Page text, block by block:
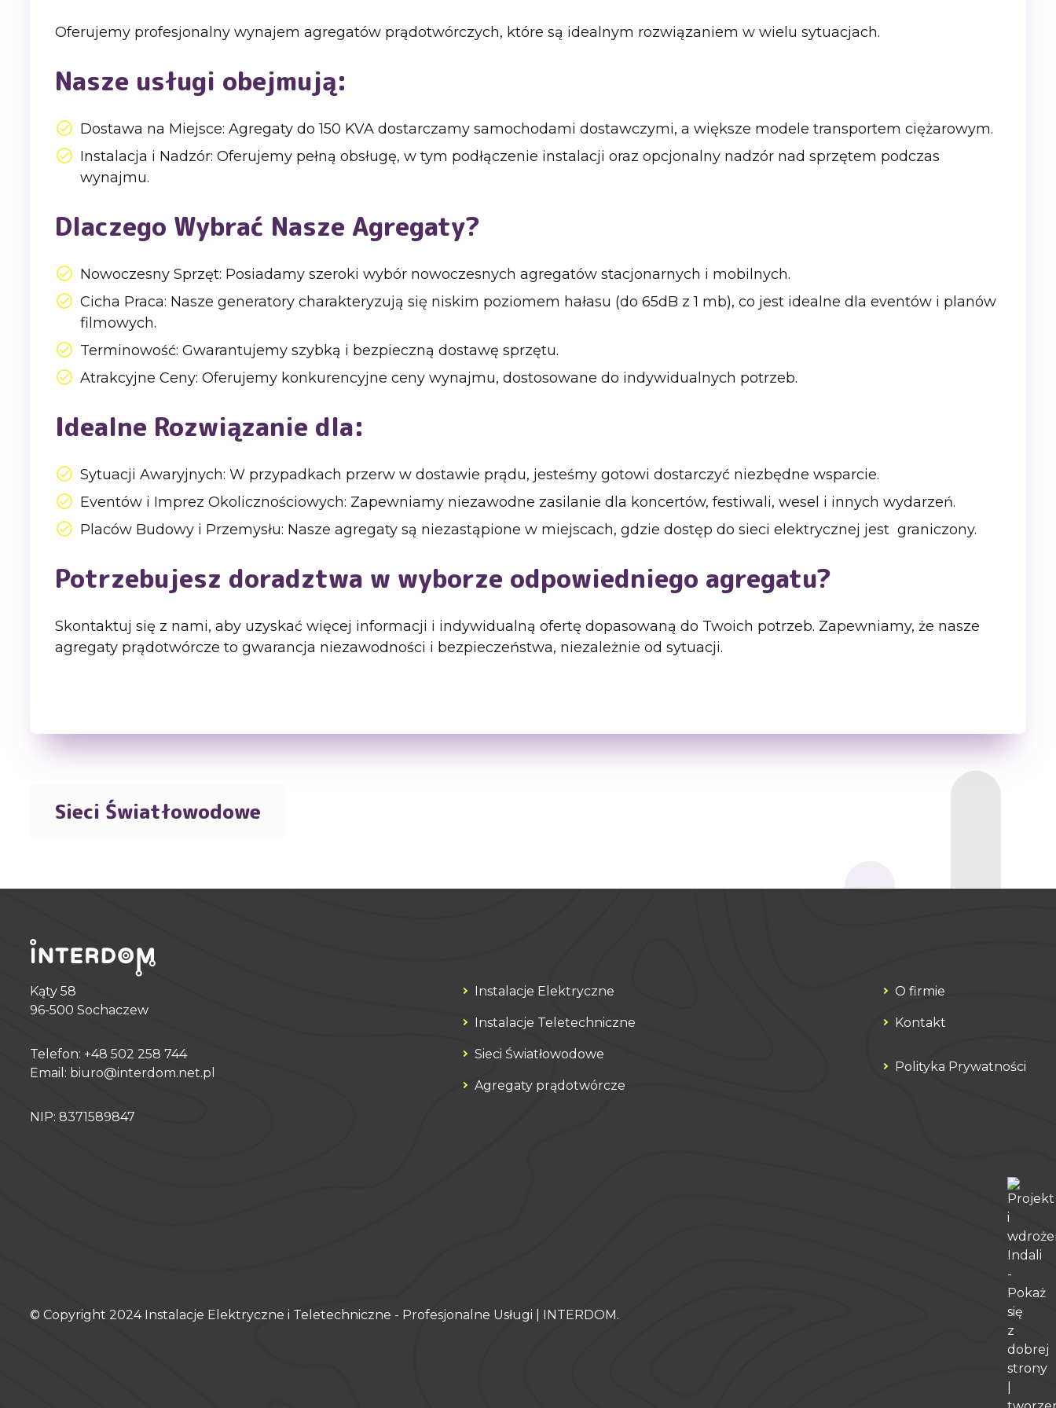
Oferujemy profesjonalny wynajem agregatów prądotwórczych, które są idealnym rozwiązaniem w wielu sytuacjach.
Nasze usługi obejmują:
Dostawa na Miejsce: Agregaty do 150 KVA dostarczamy samochodami dostawczymi, a większe modele transportem ciężarowym.
Instalacja i Nadzór: Oferujemy pełną obsługę, w tym podłączenie instalacji oraz opcjonalny nadzór nad sprzętem podczas
wynajmu.
Dlaczego Wybrać Nasze Agregaty?
Nowoczesny Sprzęt: Posiadamy szeroki wybór nowoczesnych agregatów stacjonarnych i mobilnych.
Cicha Praca: Nasze generatory charakteryzują się niskim poziomem hałasu (do 65dB z 1 mb), co jest idealne dla eventów i planów
filmowych.
Terminowość: Gwarantujemy szybką i bezpieczną dostawę sprzętu.
Atrakcyjne Ceny: Oferujemy konkurencyjne ceny wynajmu, dostosowane do indywidualnych potrzeb.
Idealne Rozwiązanie dla:
Sytuacji Awaryjnych: W przypadkach przerw w dostawie prądu, jesteśmy gotowi dostarczyć niezbędne wsparcie.
Eventów i Imprez Okolicznościowych: Zapewniamy niezawodne zasilanie dla koncertów, festiwali, wesel i innych wydarzeń.
Placów Budowy i Przemysłu: Nasze agregaty są niezastąpione w miejscach, gdzie dostęp do sieci elektrycznej jest graniczony.
Potrzebujesz doradztwa w wyborze odpowiedniego agregatu?
Skontaktuj się z nami, aby uzyskać więcej informacji i indywidualną ofertę dopasowaną do Twoich potrzeb. Zapewniamy, że nasze
agregaty prądotwórcze to gwarancja niezawodności i bezpieczeństwa, niezależnie od sytuacji.
Sieci Światłowodowe
Kąty 58
96-500 Sochaczew
Telefon: +48 502 258 744
Email: biuro@interdom.net.pl
NIP: 8371589847
Instalacje Elektryczne
Instalacje Teletechniczne
Sieci Światłowodowe
Agregaty prądotwórcze
O firmie
Kontakt
Polityka Prywatności
© Copyright 2024 Instalacje Elektryczne i Teletechniczne - Profesjonalne Usługi | INTERDOM .